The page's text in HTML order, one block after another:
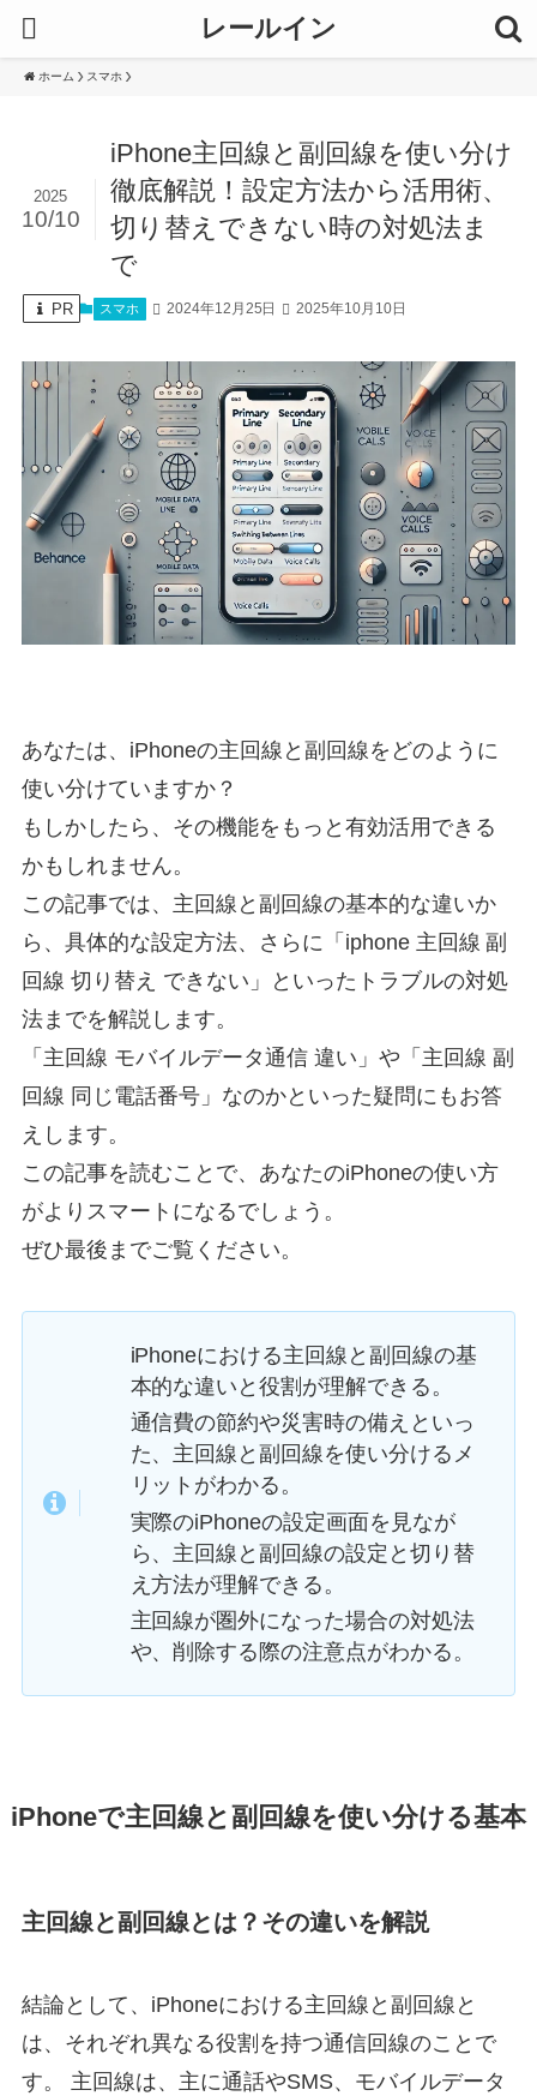
レールイン
ホーム スマホ
iPhone主回線と副回線を使い分け
徹底解説！設定方法から活用術、
切り替えできない時の対処法ま
で
2025
10/10
PR スマホ 2024年12月25日 2025年10月10日
あなたは、iPhoneの主回線と副回線をどのように
使い分けていますか？
もしかしたら、その機能をもっと有効活用できる
かもしれません。
この記事では、主回線と副回線の基本的な違いか
ら、具体的な設定方法、さらに「iphone 主回線 副
回線 切り替え できない」といったトラブルの対処
法までを解説します。
「主回線 モバイルデータ通信 違い」や「主回線 副
回線 同じ電話番号」なのかといった疑問にもお答
えします。
この記事を読むことで、あなたのiPhoneの使い方
がよりスマートになるでしょう。
ぜひ最後までご覧ください。
iPhoneにおける主回線と副回線の基
本的な違いと役割が理解できる。
通信費の節約や災害時の備えといっ
た、主回線と副回線を使い分けるメ
リットがわかる。
実際のiPhoneの設定画面を見なが
ら、主回線と副回線の設定と切り替
え方法が理解できる。
主回線が圏外になった場合の対処法
や、削除する際の注意点がわかる。
iPhoneで主回線と副回線を使い分ける基本
主回線と副回線とは？その違いを解説
結論として、iPhoneにおける主回線と副回線と
は、それぞれ異なる役割を持つ通信回線のことで
す。 主回線は、主に通話やSMS、モバイルデータ